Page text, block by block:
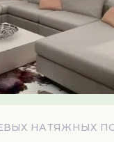
НАТЯЖНЫХ